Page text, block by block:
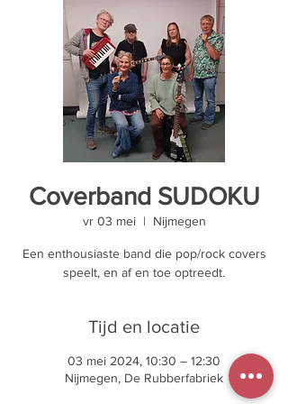
Coverband SUDOKU
vr 03 mei
  |
Nijmegen
Een enthousiaste band die pop/rock covers
speelt, en af en toe optreedt.
Tijd en locatie
03 mei 2024, 10:30 – 12:30
Nijmegen, De Rubberfabriek